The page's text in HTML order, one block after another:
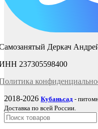
Деркач
237305598400
конфиденциаль
2018-2026 Кубаньсад -
Доставка по всей России.